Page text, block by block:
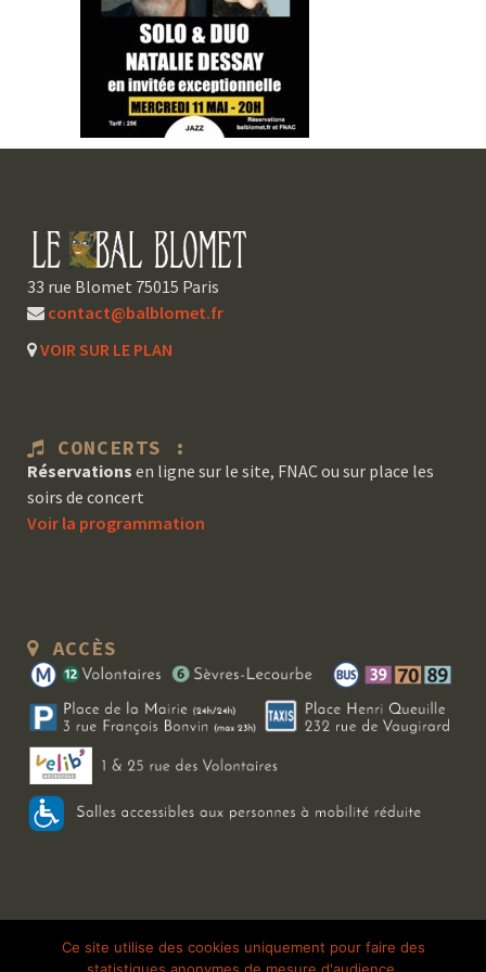
33 rue Blomet 75015 Paris
contact@balblomet.fr
VOIR SUR LE PLAN
CONCERTS :
Réservations en ligne sur le site, FNAC ou sur place les
soirs de concert
Voir la programmation
ACCÈS
Copyright 2026 Le Bal Blomet | Tous droits réservés | Mentions légales
Ce site utilise des cookies uniquement pour faire des